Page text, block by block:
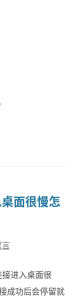
面很慢怎
言
进入桌面很
成功后会停留就